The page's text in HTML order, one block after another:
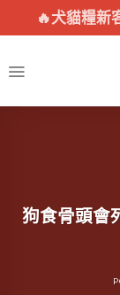
🔥犬貓糧新
狗食骨頭會